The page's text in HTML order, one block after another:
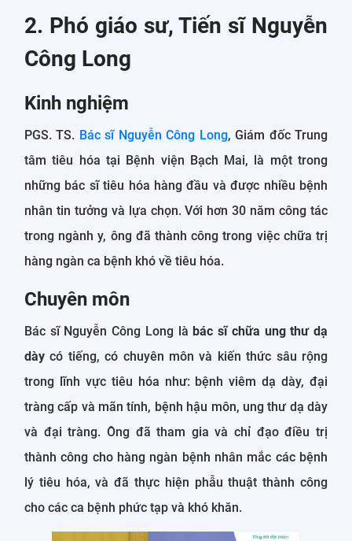
2. Phó giáo sư, Tiến sĩ Nguyễn
Công Long
Kinh nghiệm
PGS. TS. Bác sĩ Nguyễn Công Long, Giám đốc Trung
tâm tiêu hóa tại Bệnh viện Bạch Mai, là một trong
những bác sĩ tiêu hóa hàng đầu và được nhiều bệnh
nhân tin tưởng và lựa chọn. Với hơn 30 năm công tác
trong ngành y, ông đã thành công trong việc chữa trị
hàng ngàn ca bệnh khó về tiêu hóa.
Chuyên môn
Bác sĩ Nguyễn Công Long làbác sĩ chữa ung thư dạ
dày có tiếng, có chuyên môn và kiến thức sâu rộng
trong lĩnh vực tiêu hóa như: bệnh viêm dạ dày, đại
tràng cấp và mãn tính, bệnh hậu môn, ung thư dạ dày
và đại tràng. Ông đã tham gia và chỉ đạo điều trị
thành công cho hàng ngàn bệnh nhân mắc các bệnh
lý tiêu hóa, và đã thực hiện phẫu thuật thành công
cho các ca bệnh phức tạp và khó khăn.